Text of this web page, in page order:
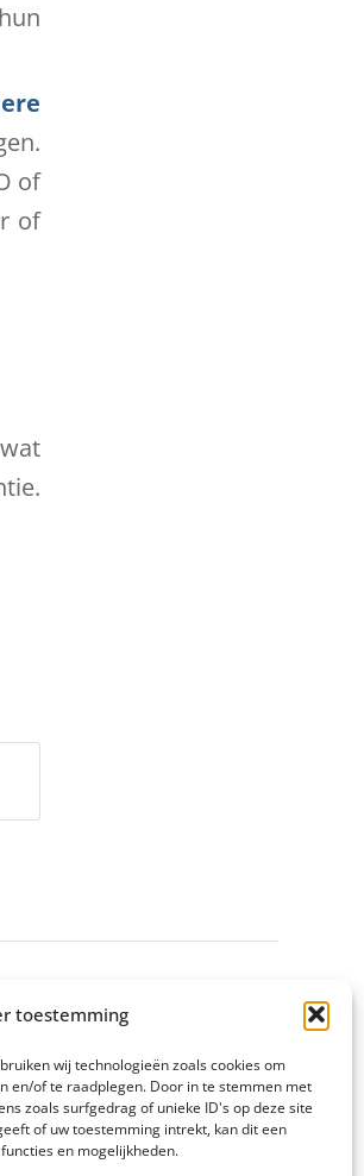
toestemming
wij technologieën zoals cookies om
en/of te raadplegen. Door in te stemmen met
zoals surfgedrag of unieke ID's op deze site
of uw toestemming intrekt, kan dit een
en mogelijkheden.
of
of